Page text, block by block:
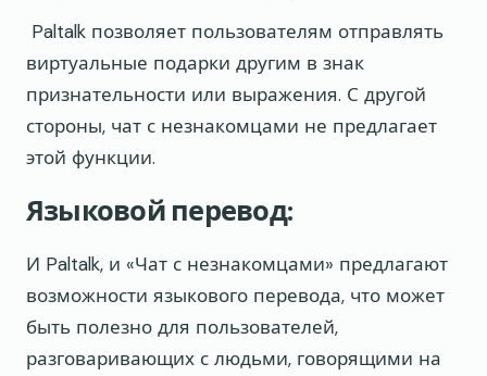
Paltalk позволяет пользователям отправлять
виртуальные подарки другим в знак
признательности или выражения. С другой
стороны, чат с незнакомцами не предлагает
этой функции.
Языковой перевод:
И Paltalk, и «Чат с незнакомцами» предлагают
возможности языкового перевода, что может
быть полезно для пользователей,
разговаривающих с людьми, говорящими на